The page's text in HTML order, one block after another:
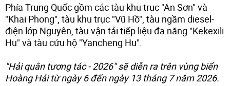
Phía Trung Quốc gồm các tàu khu trục "An Sơn" và
"Khai Phong", tàu khu trục "Vũ Hồ", tàu ngầm diesel-
điện lớp Nguyên, tàu vận tải tiếp liệu đa năng "Kekexili
Hu" và tàu cứu hộ "Yancheng Hu".
"Hải quân tương tác - 2026" sẽ diễn ra trên vùng biển
Hoàng Hải từ ngày 6 đến ngày 13 tháng 7 năm 2026.